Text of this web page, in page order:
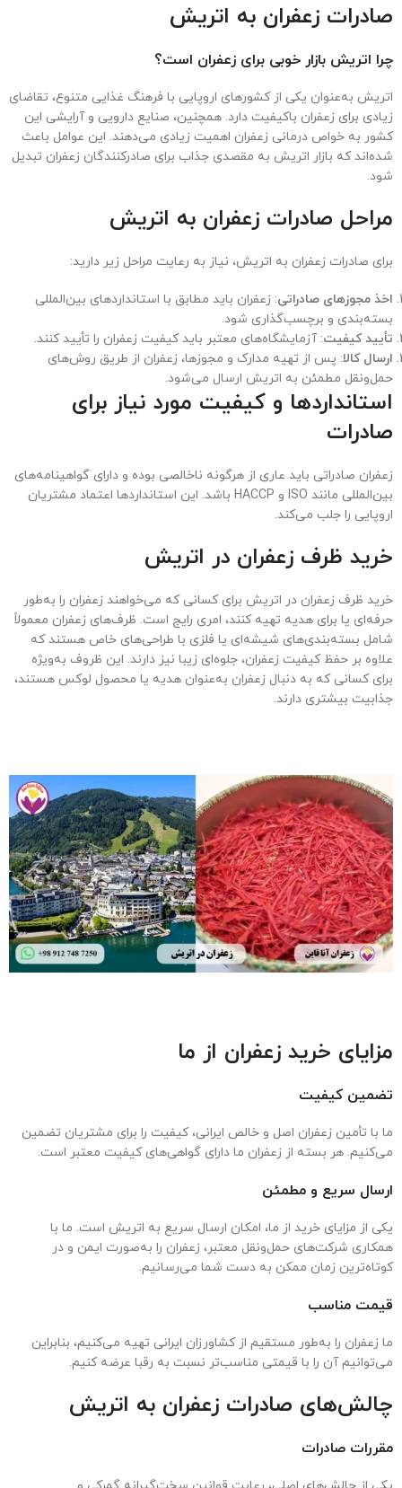
صادرات زعفران به اتریش
چرا اتریش بازار خوبی برای زعفران است؟
اتریش به‌عنوان یکی از کشورهای اروپایی با فرهنگ غذایی متنوع، تقاضای
زیادی برای زعفران باکیفیت دارد. همچنین، صنایع دارویی و آرایشی این
کشور به خواص درمانی زعفران اهمیت زیادی می‌دهند. این عوامل باعث
شده‌اند که بازار اتریش به مقصدی جذاب برای صادرکنندگان زعفران تبدیل
شود.
مراحل صادرات زعفران به اتریش
برای صادرات زعفران به اتریش، نیاز به رعایت مراحل زیر دارید:
اخذ مجوزهای صادراتی: زعفران باید مطابق با استانداردهای بین‌المللی
بسته‌بندی و برچسب‌گذاری شود.
تأیید کیفیت: آزمایشگاه‌های معتبر باید کیفیت زعفران را تأیید کنند.
ارسال کالا: پس از تهیه مدارک و مجوزها، زعفران از طریق روش‌های
حمل‌ونقل مطمئن به اتریش ارسال می‌شود.
استانداردها و کیفیت مورد نیاز برای
صادرات
زعفران صادراتی باید عاری از هرگونه ناخالصی بوده و دارای گواهینامه‌های
بین‌المللی مانند ISO و HACCP باشد. این استانداردها اعتماد مشتریان
اروپایی را جلب می‌کند.
خرید ظرف زعفران در اتریش
خرید ظرف زعفران در اتریش برای کسانی که می‌خواهند زعفران را به‌طور
حرفه‌ای یا برای هدیه تهیه کنند، امری رایج است. ظرف‌های زعفران معمولاً
شامل بسته‌بندی‌های شیشه‌ای یا فلزی با طراحی‌های خاص هستند که
علاوه بر حفظ کیفیت زعفران، جلوه‌ای زیبا نیز دارند. این ظروف به‌ویژه
برای کسانی که به دنبال زعفران به‌عنوان هدیه یا محصول لوکس هستند،
جذابیت بیشتری دارند.
مزایای خرید زعفران از ما
تضمین کیفیت
ما با تأمین زعفران اصل و خالص ایرانی، کیفیت را برای مشتریان تضمین
می‌کنیم. هر بسته از زعفران ما دارای گواهی‌های کیفیت معتبر است.
ارسال سریع و مطمئن
یکی از مزایای خرید از ما، امکان ارسال سریع به اتریش است. ما با
همکاری شرکت‌های حمل‌ونقل معتبر، زعفران را به‌صورت ایمن و در
کوتاه‌ترین زمان ممکن به دست شما می‌رسانیم.
قیمت مناسب
ما زعفران را به‌طور مستقیم از کشاورزان ایرانی تهیه می‌کنیم، بنابراین
می‌توانیم آن را با قیمتی مناسب‌تر نسبت به رقبا عرضه کنیم.
چالش‌های صادرات زعفران به اتریش
مقررات صادرات